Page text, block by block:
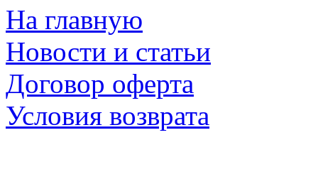
На главную
Новости и статьи
Договор оферта
Условия возврата